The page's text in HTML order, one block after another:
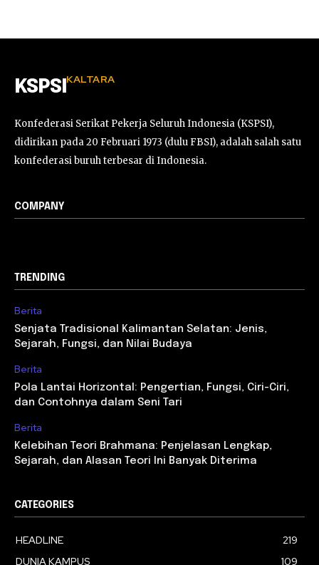
KSPSI KALTARA
Konfederasi Serikat Pekerja Seluruh Indonesia (KSPSI),
didirikan pada 20 Februari 1973 (dulu FBSI), adalah salah satu
konfederasi buruh terbesar di Indonesia.
COMPANY
TRENDING
Berita
Senjata Tradisional Kalimantan Selatan: Jenis,
Sejarah, Fungsi, dan Nilai Budaya
Berita
Pola Lantai Horizontal: Pengertian, Fungsi, Ciri-Ciri,
dan Contohnya dalam Seni Tari
Berita
Kelebihan Teori Brahmana: Penjelasan Lengkap,
Sejarah, dan Alasan Teori Ini Banyak Diterima
CATEGORIES
HEADLINE
219
DUNIA KAMPUS
109